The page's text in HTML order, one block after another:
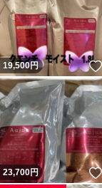
19,500円
23,700円